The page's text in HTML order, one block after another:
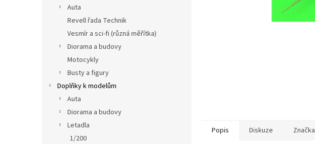
Auta
Revell řada Technik
Vesmír a sci-fi (různá měřítka)
Diorama a budovy
Motocykly
Busty a figury
Doplňky k modelům
Auta
Diorama a budovy
Letadla
1/200
Popis Diskuze Značka